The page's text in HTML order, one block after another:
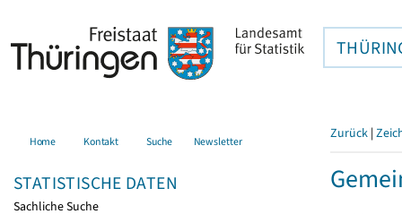
Home Kontakt Suche Newsletter
STATISTISCHE DATEN
Sachliche Suche
Zurück |